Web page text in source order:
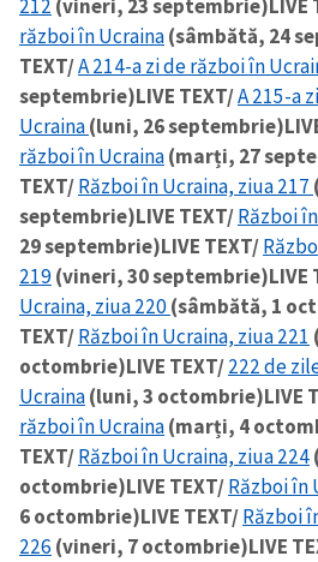
212 (vineri, 23 septembrie)LIVE
război în Ucraina(sâmbătă, 24
TEXT/A 214-a zi de război în
septembrie)LIVE TEXT/A 215-a
Ucraina(luni, 26 septembrie)
război în Ucraina(marți, 27
TEXT/Război în Ucraina, ziua 217
septembrie)LIVE TEXT/Război
29 septembrie)LIVE TEXT/
219(vineri, 30 septembrie)LIVE
Ucraina, ziua 220(sâmbătă, 1
TEXT/Război în Ucraina, ziua 221
octombrie)LIVE TEXT/222 de
Ucraina(luni, 3 octombrie)LIVE
război în Ucraina(marți, 4
TEXT/Război în Ucraina, ziua 224
octombrie)LIVE TEXT/Război în
6 octombrie)LIVE TEXT/Război
226 (vineri, 7 octombrie)LIVE